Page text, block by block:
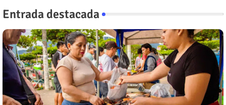
Entrada destacada